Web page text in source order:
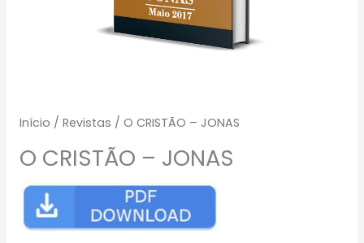
Início / Revistas / O CRISTÃO – JONAS
O CRISTÃO – JONAS